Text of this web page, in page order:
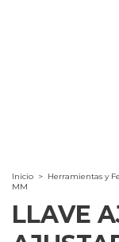
Inicio > Herramientas y
MM
LLAVE